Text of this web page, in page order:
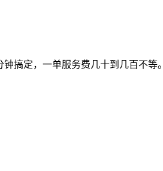
搞定，一单服务费几十到几百不等。